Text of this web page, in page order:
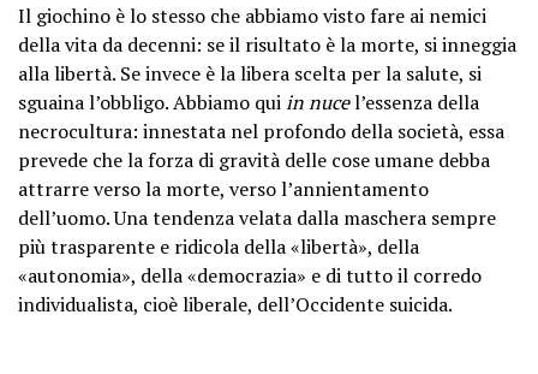
Il giochino è lo stesso che abbiamo visto fare ai nemici
della vita da decenni: se il risultato è la morte, si inneggia
alla libertà. Se invece è la libera scelta per la salute, si
sguaina l’obbligo. Abbiamo quiin nucel’essenza della
necrocultura: innestata nel profondo della società, essa
prevede che la forza di gravità delle cose umane debba
attrarre verso la morte, verso l’annientamento
dell’uomo. Una tendenza velata dalla maschera sempre
più trasparente e ridicola della «libertà», della
«autonomia», della «democrazia» e di tutto il corredo
individualista, cioè liberale, dell’Occidente suicida.